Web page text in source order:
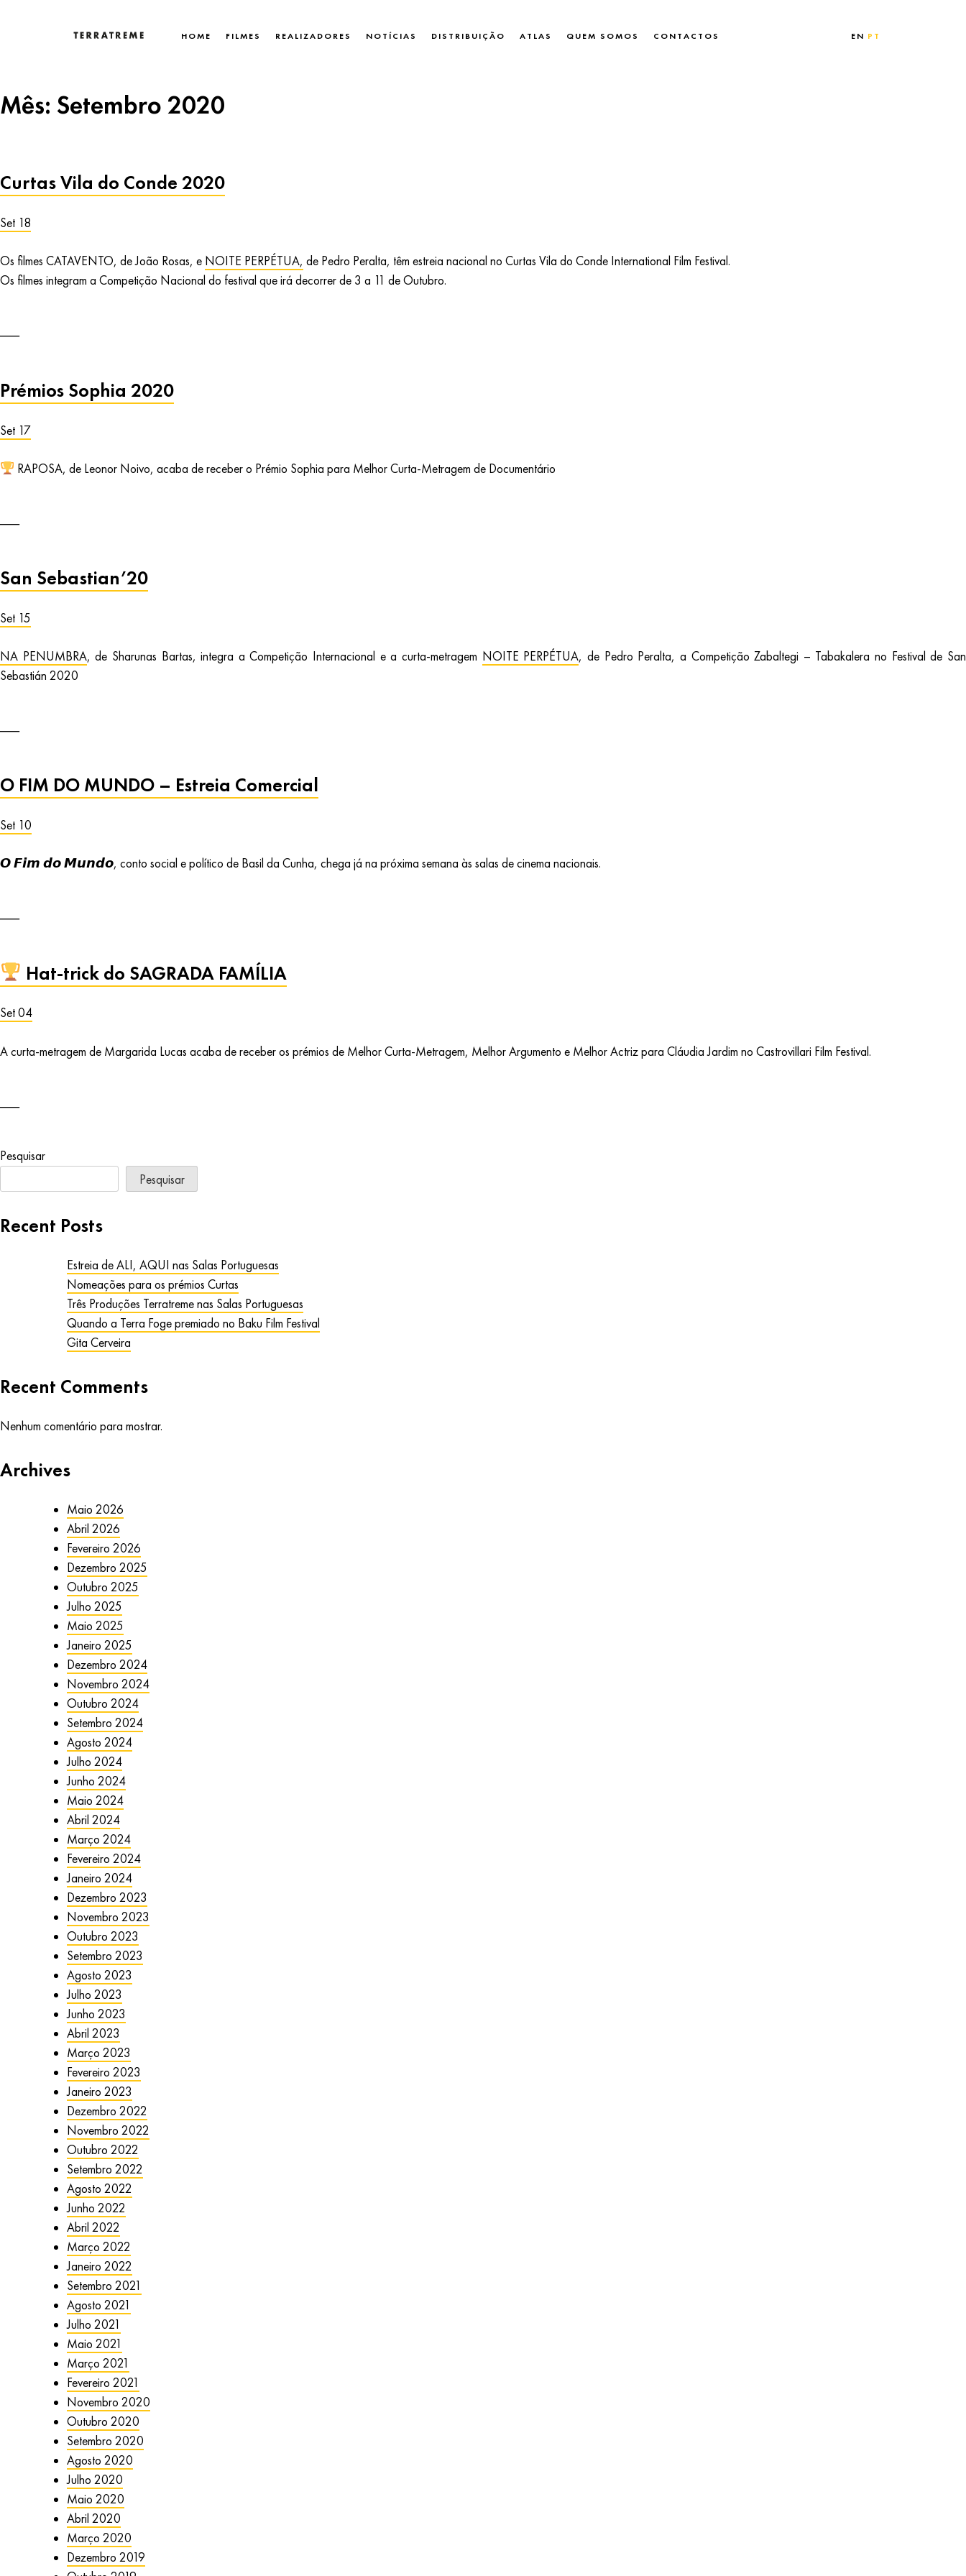
HOME FILMES REALIZADORES NOTÍCIAS DISTRIBUIÇÃO ATLAS QUEM SOMOS CONTACTOS EN PT
Mês: Setembro 2020
Curtas Vila do Conde 2020
Set 18
Os filmes CATAVENTO, de João Rosas, e NOITE PERPÉTUA, de Pedro Peralta, têm estreia nacional no Curtas Vila do Conde International Film Festival.
Os filmes integram a Competição Nacional do festival que irá decorrer de 3 a 11 de Outubro.
Prémios Sophia 2020
Set 17
RAPOSA, de Leonor Noivo, acaba de receber o Prémio Sophia para Melhor Curta-Metragem de Documentário
San Sebastian’20
Set 15
NA PENUMBRA, de Sharunas Bartas, integra a Competição Internacional e a curta-metragem NOITE PERPÉTUA, de Pedro Peralta, a Competição Zabaltegi – Tabakalera no Festival de San
Sebastián 2020
O FIM DO MUNDO – Estreia Comercial
Set 10
𝙊 𝙁𝙞𝙢 𝙙𝙤 𝙈𝙪𝙣𝙙𝙤, conto social e político de Basil da Cunha, chega já na próxima semana às salas de cinema nacionais.
Hat-trick do SAGRADA FAMÍLIA
Set 04
A curta-metragem de Margarida Lucas acaba de receber os prémios de Melhor Curta-Metragem, Melhor Argumento e Melhor Actriz para Cláudia Jardim no Castrovillari Film Festival.
Pesquisar
Pesquisar
Recent Posts
Estreia de ALI, AQUI nas Salas Portuguesas
Nomeações para os prémios Curtas
Três Produções Terratreme nas Salas Portuguesas
Quando a Terra Foge premiado no Baku Film Festival
Gita Cerveira
Recent Comments
Nenhum comentário para mostrar.
Archives
Maio 2026
Abril 2026
Fevereiro 2026
Dezembro 2025
Outubro 2025
Julho 2025
Maio 2025
Janeiro 2025
Dezembro 2024
Novembro 2024
Outubro 2024
Setembro 2024
Agosto 2024
Julho 2024
Junho 2024
Maio 2024
Abril 2024
Março 2024
Fevereiro 2024
Janeiro 2024
Dezembro 2023
Novembro 2023
Outubro 2023
Setembro 2023
Agosto 2023
Julho 2023
Junho 2023
Abril 2023
Março 2023
Fevereiro 2023
Janeiro 2023
Dezembro 2022
Novembro 2022
Outubro 2022
Setembro 2022
Agosto 2022
Junho 2022
Abril 2022
Março 2022
Janeiro 2022
Setembro 2021
Agosto 2021
Julho 2021
Maio 2021
Março 2021
Fevereiro 2021
Novembro 2020
Outubro 2020
Setembro 2020
Agosto 2020
Julho 2020
Maio 2020
Abril 2020
Março 2020
Dezembro 2019